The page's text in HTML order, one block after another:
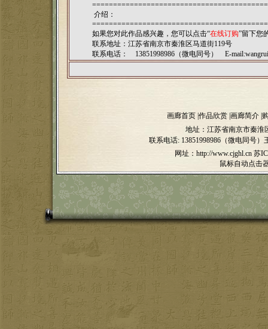
介绍：
如果您对此作品感兴趣，您可以点击“在线订购”留下您
联系地址：江苏省南京市秦淮区马道街119号
联系电话： 13851998986（微电同号） E-mail:
画廊首页 作品欣赏 画廊简介
地址：江苏省南京市秦淮
联系电话: 13851998986（微电同号）
网址：http://www.cjghl.cn 苏
鼠标自动点击